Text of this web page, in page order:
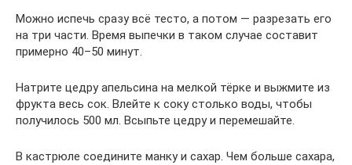
Можно испечь сразу всё тесто, а потом — разрезать его
на три части. Время выпечки в таком случае составит
примерно 40–50 минут.
Натрите цедру апельсина на мелкой тёрке и выжмите из
фрукта весь сок. Влейте к соку столько воды, чтобы
получилось 500 мл. Всыпьте цедру и перемешайте.
В кастрюле соедините манку и сахар. Чем больше сахара,